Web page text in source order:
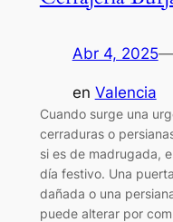
Abr 4, 2025—
en Valencia
Cuando surge una
cerraduras o
si es de madrugada,
día festivo. Una
dañada o una
puede alterar por